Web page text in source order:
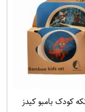
غذای 5 تکه کودک بامبو کیدز